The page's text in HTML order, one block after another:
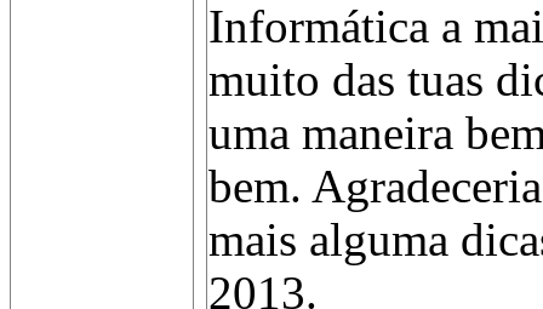
Informática a
muito das tuas
uma maneira
bem.
mais alguma
2013.